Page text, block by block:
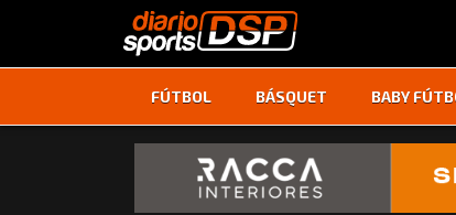
FÚTBOL BÁSQUET BABY